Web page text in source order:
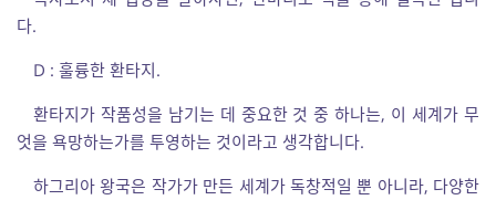
다.
D : 훌륭한 환타지.
환타지가 작품성을 남기는 데 중요한 것 중 하나는, 이 세계가 무
엇을 욕망하는가를 투영하는 것이라고 생각합니다.
하그리아 왕국은 작가가 만든 세계가 독창적일 뿐 아니라, 다양한